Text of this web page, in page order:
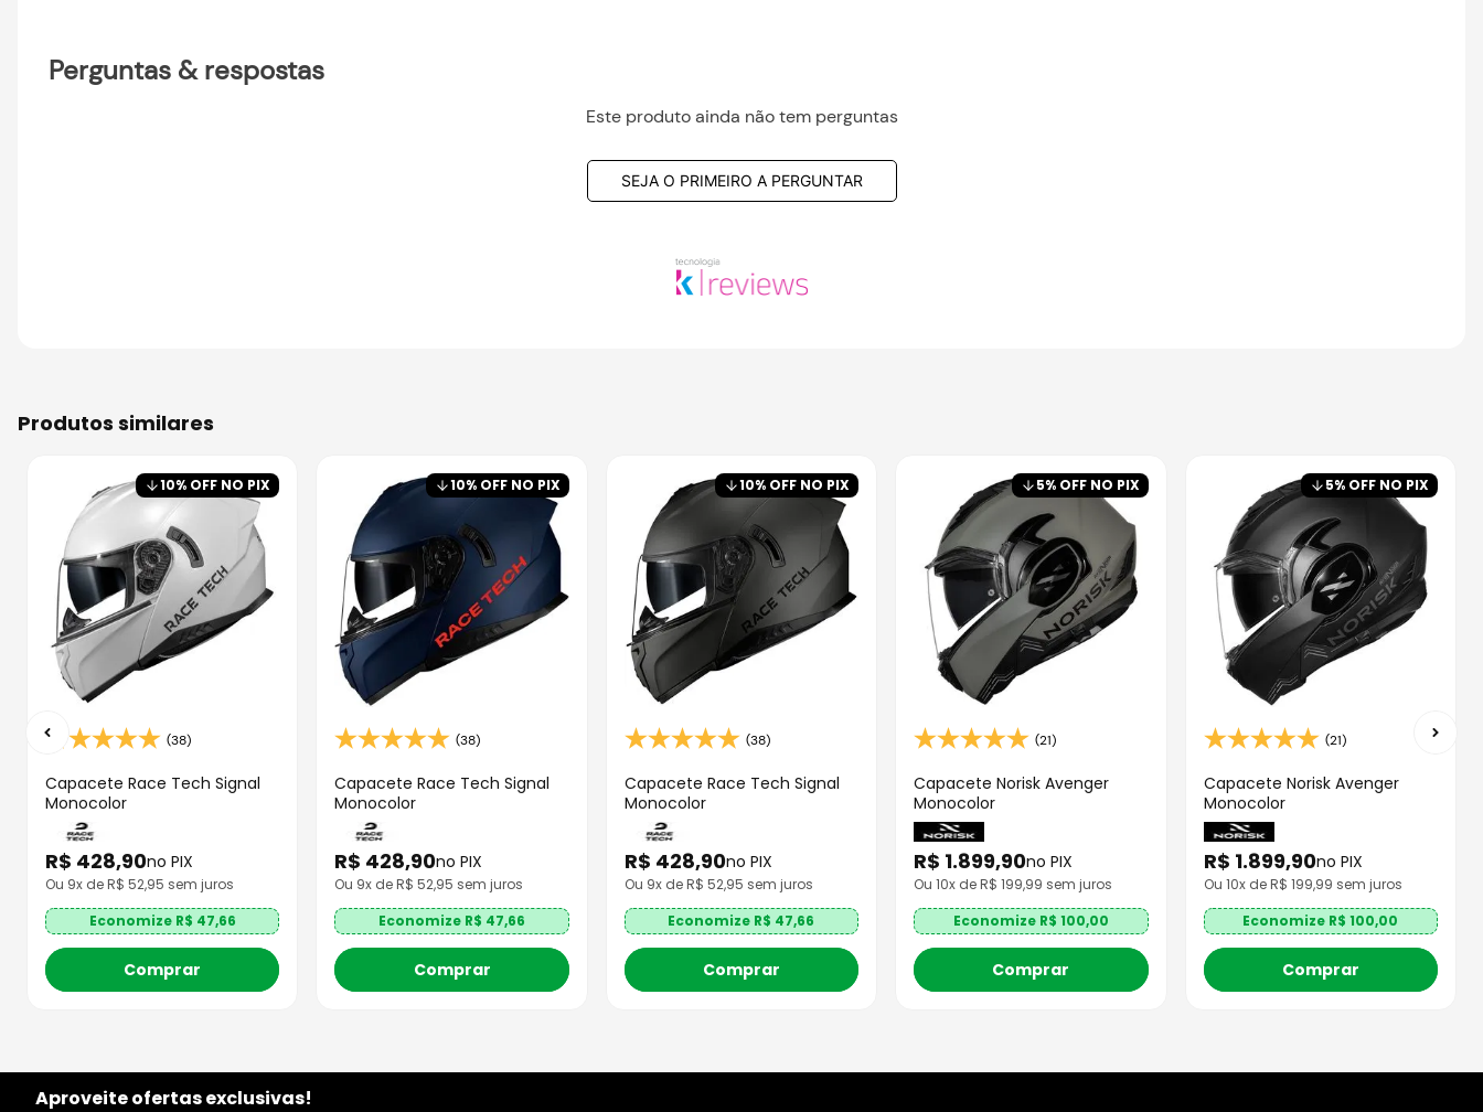
Perguntas & respostas
Este produto ainda não tem perguntas
SEJA O PRIMEIRO A PERGUNTAR
produtos similares
10% OFF NO PIX
(38)
Capacete Race Tech Signal
Monocolor
R$ 428,90no PIX
Ou 9x de R$ 52,95 sem juros
Economize R$ 47,66
Comprar
10% OFF NO PIX
(38)
Capacete Race Tech Signal
Monocolor
R$ 428,90no PIX
Ou 9x de R$52,95 sem juros
Economize R$ 47,66
Comprar
10% OFF NO PIX
(38)
Capacete Race Tech Signal
Monocolor
R$ 428,90no PIX
Ou 9x de R$ 52,95 sem juros
Economize R$ 47,66
Comprar
5% OFF NO PIX
(21)
Capacete Norisk Avenger
Monocolor
R$ 1.899,90no PIX
Ou10x de R$199,99 sem juros
Economize R$ 100,00
Comprar
5% OFF NO PIX
(21)
Capacete Norisk Avenger
Monocolor
R$ 1.899,90no PIX
Ou 10x de R$ 199,99 sem juros
Economize R$100,00
Comprar
Aproveite ofertas exclusivas!